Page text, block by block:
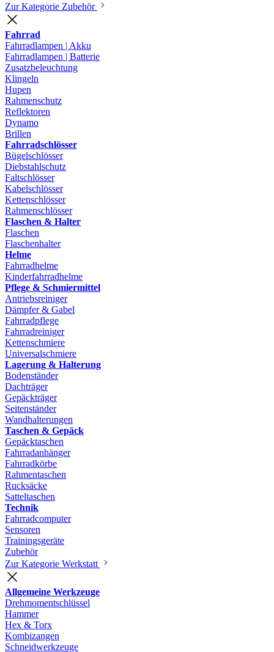
Zur Kategorie Zubehör
Fahrrad
Fahrradlampen | Akku
Fahrradlampen | Batterie
Zusatzbeleuchtung
Klingeln
Hupen
Rahmenschutz
Reflektoren
Dynamo
Brillen
Fahrradschlösser
Bügelschlösser
Diebstahlschutz
Faltschlösser
Kabelschlösser
Kettenschlösser
Rahmenschlösser
Flaschen & Halter
Flaschen
Flaschenhalter
Helme
Fahrradhelme
Kinderfahrradhelme
Pflege & Schmiermittel
Antriebsreiniger
Dämpfer & Gabel
Fahrradpflege
Fahrradreiniger
Kettenschmiere
Universalschmiere
Lagerung & Halterung
Bodenständer
Dachträger
Gepäckträger
Seitenständer
Wandhalterungen
Taschen & Gepäck
Gepäcktaschen
Fahrradanhänger
Fahrradkörbe
Rahmentaschen
Rucksäcke
Satteltaschen
Technik
Fahrradcomputer
Sensoren
Trainingsgeräte
Zubehör
Zur Kategorie Werkstatt
Allgemeine Werkzeuge
Drehmomentschlüssel
Hammer
Hex & Torx
Kombizangen
Schneidwerkzeuge